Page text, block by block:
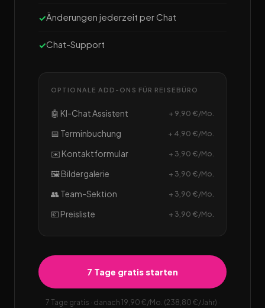
Änderungen jederzeit per Chat
Chat-Support
OPTIONALE ADD-ONS FÜR REISEBÜRO
🤖 KI-Chat Assistent + 9,90 €/Mo.
📅 Terminbuchung + 4,90 €/Mo.
✉️ Kontaktformular + 3,90 €/Mo.
🖼️ Bildergalerie + 3,90 €/Mo.
👥 Team-Sektion + 3,90 €/Mo.
💶 Preisliste + 3,90 €/Mo.
7 Tage gratis starten
7 Tage gratis · danach 19,90 €/Mo. (238,80 €/Jahr) ·